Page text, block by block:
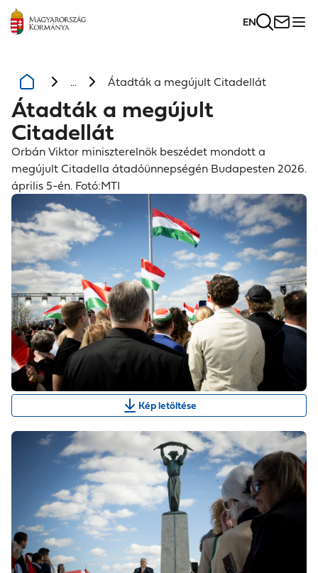
EN
... Átadták a megújult Citadellát
Átadták a megújult
Citadellát
Orbán Viktor miniszterelnök beszédet mondott a
megújult Citadella átadóünnepségén Budapesten 2026.
április 5-én. Fotó:MTI
Kép letöltése